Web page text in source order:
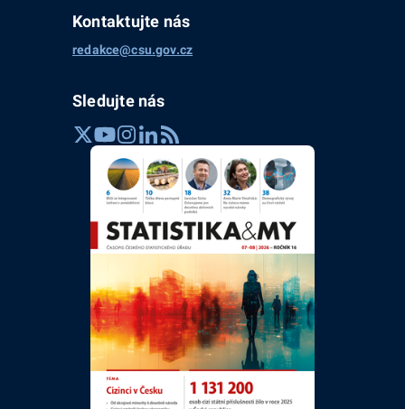
Kontaktujte nás
redakce@csu.gov.cz
Sledujte nás